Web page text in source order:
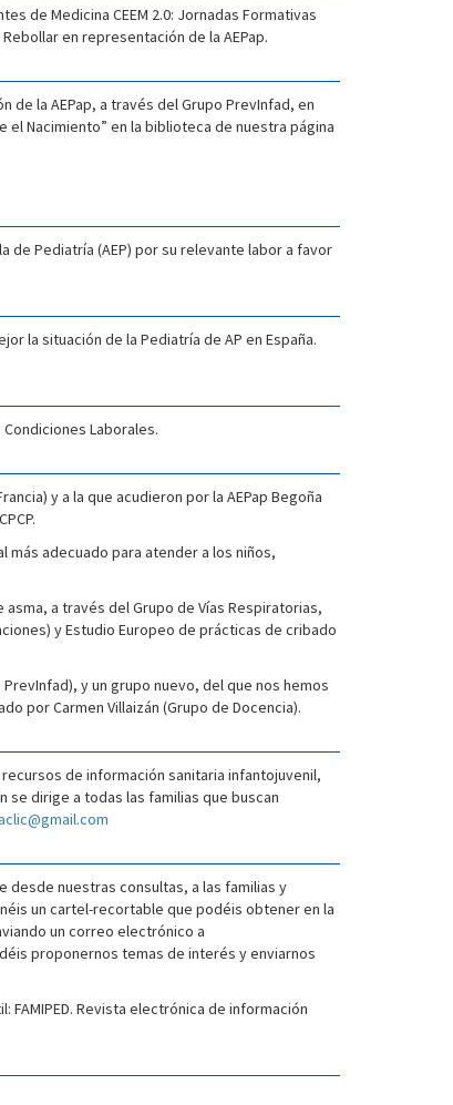
de Medicina CEEM 2.0: Jornadas Formativas
en representación de la AEPap.
la AEPap, a través del Grupo PrevInfad, en
Nacimiento” en la biblioteca de nuestra página
de Pediatría (AEP) por su relevante labor a favor
la situación de la Pediatría de AP en España.
Laborales.
y a la que acudieron por la AEPap Begoña
adecuado para atender a los niños,
a través del Grupo de Vías Respiratorias,
y Estudio Europeo de prácticas de cribado
y un grupo nuevo, del que nos hemos
por Carmen Villaizán (Grupo de Docencia).
de información sanitaria infantojuvenil,
se dirige a todas las familias que buscan
nuestras consultas, a las familias y
un cartel-recortable que podéis obtener en la
un correo electrónico a
proponernos temas de interés y enviarnos
Revista electrónica de información